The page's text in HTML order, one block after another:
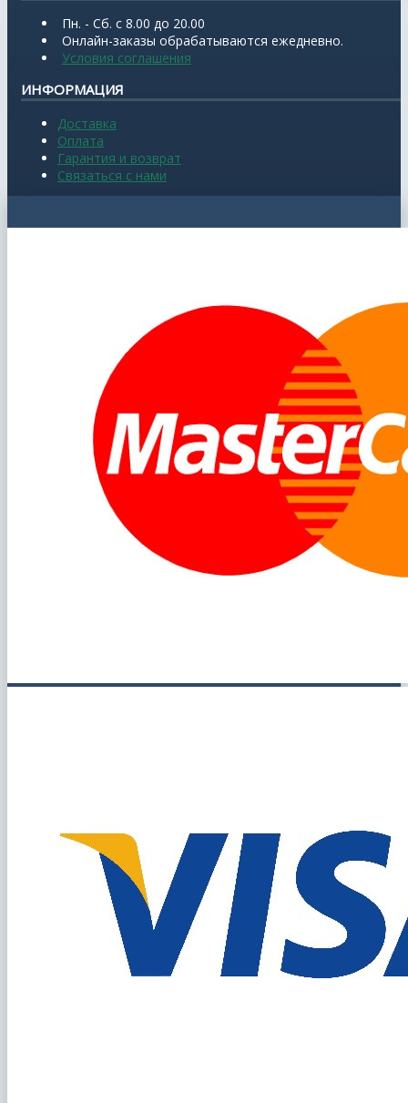
Пн. - Сб. с 8.00 до 20.00
Онлайн-заказы обрабатываются ежедневно.
Условия соглашения
ИНФОРМАЦИЯ
Доставка
Оплата
Гарантия и возврат
Связаться с нами